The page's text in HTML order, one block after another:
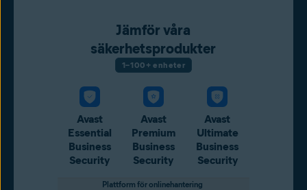
Jämför våra
säkerhetsprodukter
1–100+ enheter
Avast
Essential
Business
Security
Avast
Premium
Business
Security
Avast
Ultimate
Business
Security
Plattform för onlinehantering